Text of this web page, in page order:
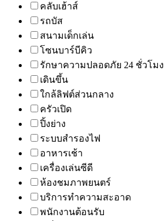
คลับเฮ้าส์
รถบัส
สนามเด็กเล่น
โซนบาร์บีคิว
รักษาความปลอดภัย 24 ชั่วโมง
เดินขึ้น
ใกล้ลิฟต์ส่วนกลาง
ครัวเปิด
ปิ้งย่าง
ระบบสำรองไฟ
อาหารเช้า
เครื่องเล่นซีดี
ห้องชมภาพยนตร์
บริการทำความสะอาด
พนักงานต้อนรับ